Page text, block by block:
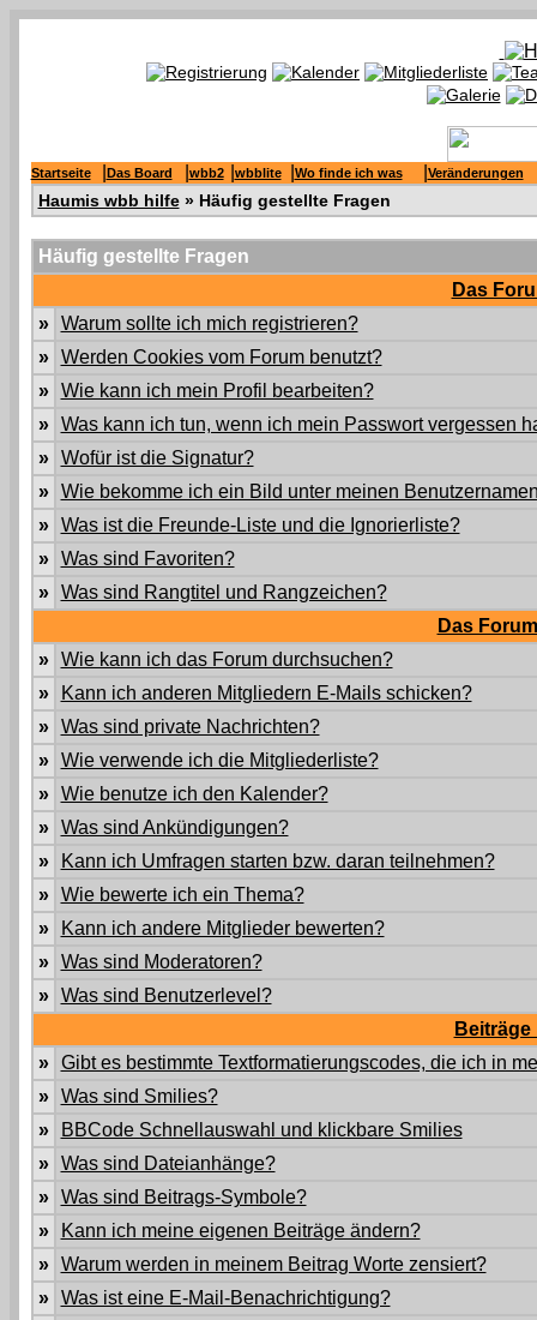
Startseite Das Board wbb2 wbblite Wo finde ich was Veränderungen
Haumis wbb hilfe» Häufig gestellte Fragen
Häufig gestellte Fragen
Das
»
Warum sollte ich mich registrieren?
»
Werden Cookies vom Forum benutzt?
»
Wie kann ich mein Profil bearbeiten?
»
Was kann ich tun, wenn ich mein Passwort vergessen
»
Wofür ist die Signatur?
»
Wie bekomme ich ein Bild unter meinen
»
Was ist die Freunde-Liste und die Ignorierliste?
»
Was sind Favoriten?
»
Was sind Rangtitel und Rangzeichen?
Das
»
Wie kann ich das Forum durchsuchen?
»
Kann ich anderen Mitgliedern E-Mails schicken?
»
Was sind private Nachrichten?
»
Wie verwende ich die Mitgliederliste?
»
Wie benutze ich den Kalender?
»
Was sind Ankündigungen?
»
Kann ich Umfragen starten bzw. daran teilnehmen?
»
Wie bewerte ich ein Thema?
»
Kann ich andere Mitglieder bewerten?
»
Was sind Moderatoren?
»
Was sind Benutzerlevel?
»
Gibt es bestimmte Textformatierungscodes, die ich in
»
Was sind Smilies?
»
BBCode Schnellauswahl und klickbare Smilies
»
Was sind Dateianhänge?
»
Was sind Beitrags-Symbole?
»
Kann ich meine eigenen Beiträge ändern?
»
Warum werden in meinem Beitrag Worte zensiert?
»
Was ist eine E-Mail-Benachrichtigung?